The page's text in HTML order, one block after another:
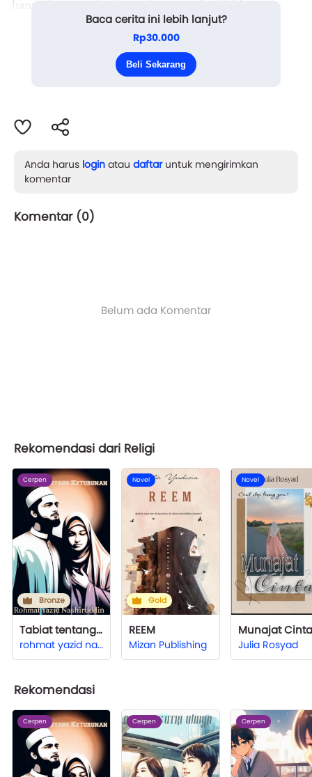
melakukannya. Menilik kisah yang ada di ayat
tersebut adalah berkisah tentang nabi Ibrahim ketika
Allah menguji coba nabi Ibrahim dengan beb...
Baca cerita ini lebih lanjut?
Rp30.000
Beli Sekarang
Anda harus login atau daftaruntuk mengirimkan
komentar
Komentar (0)
Belum ada Komentar
Rekomendasi dari Religi
Cerpen
Bronze
Tabiat tentang Keturunan
rohmat yazid nashiruddin
Novel
Gold
REEM
Mizan Publishing
Novel
Munajat Cinta
Julia Rosyad
Rekomendasi
Cerpen Cerpen Cerpen